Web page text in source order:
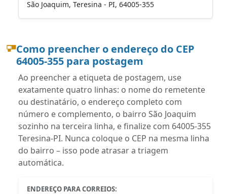
São Joaquim, Teresina - PI, 64005-355
Como preencher o endereço do CEP
64005-355 para postagem
Ao preencher a etiqueta de postagem, use
exatamente quatro linhas: o nome do remetente
ou destinatário, o endereço completo com
número e complemento, o bairro São Joaquim
sozinho na terceira linha, e finalize com 64005-355
Teresina-PI. Nunca coloque o CEP na mesma linha
do bairro – isso pode atrasar a triagem
automática.
ENDEREÇO PARA CORREIOS: